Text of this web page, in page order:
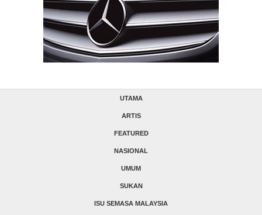
UTAMA
ARTIS
FEATURED
NASIONAL
UMUM
SUKAN
ISU SEMASA MALAYSIA